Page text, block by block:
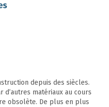
depuis des siècles.
d’autres matériaux au cours
obsolète. De plus en plus